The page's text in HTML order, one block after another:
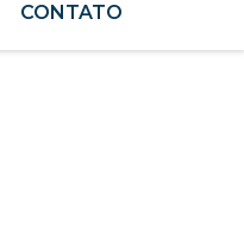
CONTATO